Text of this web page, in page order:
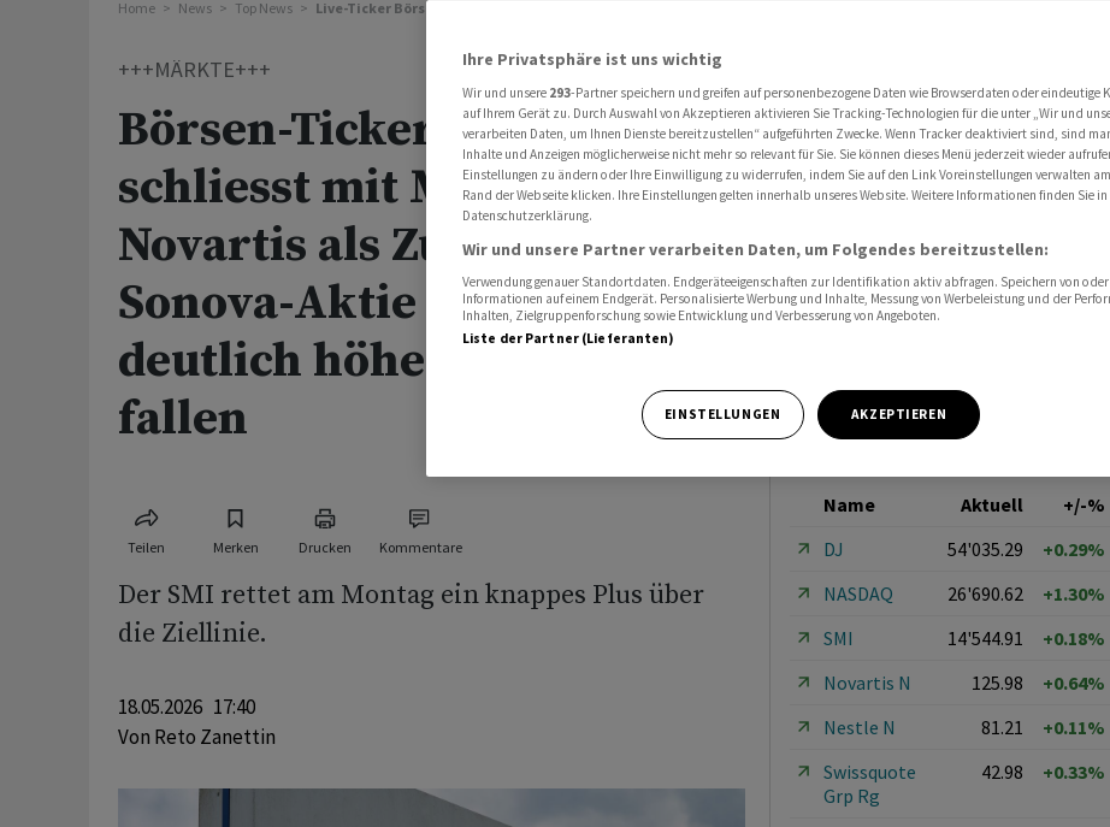
Home News Top News Live-Ticker Börse: Schweizer Aktien und Wall Street im Fokus
+++MÄRKTE+++
Börsen-Ticker: SMI
schliesst mit Mini-Plus -
Novartis als Zugpferd -
Sonova-Aktie nach Zahlen
deutlich höher - Ölpreise
fallen
Teilen Merken Drucken Kommentare
Der SMI rettet am Montag ein knappes Plus über
die Ziellinie.
18.05.2026 17:40
Von Reto Zanettin
Name Aktuell
+/-%
DJ
54'035.29
+0.29%
NASDAQ
26'690.62
+1.30%
SMI
14'544.91
+0.18%
Novartis N
125.98
+0.64%
Nestle N
81.21
+0.11%
Swissquote
Grp Rg
42.98 +0.33%
Ihre Privatsphäre ist uns wichtig
Wir und unsere 293-Partner speichern und greifen auf personenbezogene Daten wie Browserdaten oder eindeutige
auf Ihrem Gerät zu. Durch Auswahl von Akzeptieren aktivieren Sie Tracking-Technologien für die unter „Wir und
verarbeiten Daten, um Ihnen Dienste bereitzustellen“ aufgeführten Zwecke. Wenn Tracker deaktiviert sind, sind
Inhalte und Anzeigen möglicherweise nicht mehr so relevant für Sie. Sie können dieses Menü jederzeit wieder
Einstellungen zu ändern oder Ihre Einwilligung zu widerrufen, indem Sie auf den Link Voreinstellungen verwalten
Rand der Webseite klicken. Ihre Einstellungen gelten innerhalb unseres Website. Weitere Informationen finden Sie in
Datenschutzerklärung.
Wir und unsere Partner verarbeiten Daten, um Folgendes bereitzustellen:
Verwendung genauer Standortdaten. Endgeräteeigenschaften zur Identifikation aktiv abfragen. Speichern von
Informationen auf einem Endgerät. Personalisierte Werbung und Inhalte, Messung von Werbeleistung und der
Inhalten, Zielgruppenforschung sowie Entwicklung und Verbesserung von Angeboten.
Liste der Partner (Lieferanten)
EINSTELLUNGEN AKZEPTIEREN